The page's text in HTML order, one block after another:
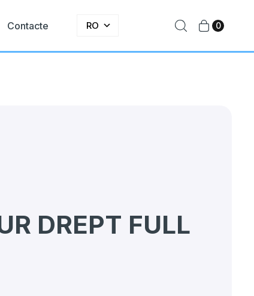
Contacte RO 0
DREPT FULL